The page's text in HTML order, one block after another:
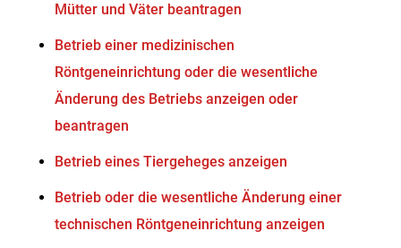
Mütter und Väter beantragen
Betrieb einer medizinischen
Röntgeneinrichtung oder die wesentliche
Änderung des Betriebs anzeigen oder
beantragen
Betrieb eines Tiergeheges anzeigen
Betrieb oder die wesentliche Änderung einer
technischen Röntgeneinrichtung anzeigen